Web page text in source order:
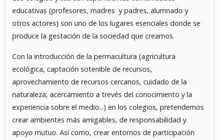
educativas (profesores, madres y padres, alumnado y
otros actores) son uno de los lugares esenciales donde se
produce la gestación de la sociedad que creamos.
Con la introducción de la permacultura (agricultura
ecológica, captación sotenible de recursos,
aprovechamiento de recursos cercanos, cuidado de la
naturaleza, acercamiento a trevés del conocimiento y la
experiencia sobre el medio...) en los colegios, pretendemos
crear ambientes más amigables, de responsabilidad y
apoyo mutuo. Así como, crear entornos de participación